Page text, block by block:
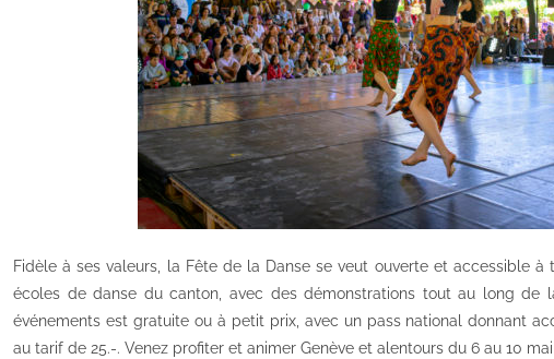
Fidèle à ses valeurs, la Fête de la Danse se veut ouverte et accessible
écoles de danse du canton, avec des démonstrations tout au long de
événements est gratuite ou à petit prix, avec un pass national donnant
au tarif de 25.-. Venez profiter et animer Genève et alentours du 6 au 10 mai